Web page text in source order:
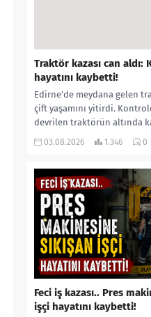
Traktör kazası can aldı:
hayatını kaybetti!
Edirne’de meydana gelen
çift yaşamını yitirdi.
devrilen traktörün altında
ile eşi Fatma...
03.08.2026 1.346 0
Feci iş kazası.. Pres
işçi hayatını kaybetti!